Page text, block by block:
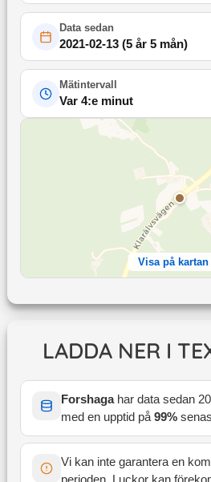
Data sedan
2021-02-13(5 år 5 mån)
Mätintervall
Var 4:e minut
Visa på
LADDA NER I
Forshagahar data sedan
med en upptid på99%
Vi kan inte garantera en